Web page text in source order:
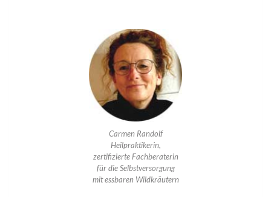
Carmen Randolf
Heilpraktikerin,
zertifizierte Fachberaterin
für die Selbstversorgung
mit essbaren Wildkräutern